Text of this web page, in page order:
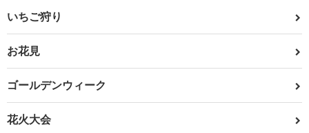
いちご狩り
お花見
ゴールデンウィーク
花火大会